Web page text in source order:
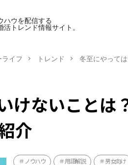
ハウを配信する
活トレンド情報サイト。
イフ トレンド 冬至にやって
けないことは
介
ノウハウ 用語解説 男女向け